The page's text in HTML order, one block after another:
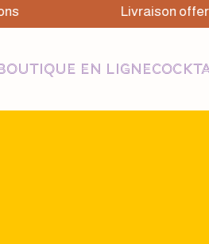
Livraison
EN LIGNE